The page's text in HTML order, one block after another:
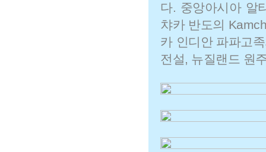
다. 중앙아시아 알
챠카 반도의
카 인디안 파파고
전설, 뉴질랜드 원